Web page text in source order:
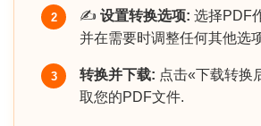
2 ✍️ 设置转换选项: 选择PDF
并在需要时调整任何其他选
3 转换并下载: 点击«下载转换
取您的PDF文件.